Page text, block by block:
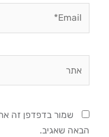
שמור בדפדפן זה
הבאה שאגיב.